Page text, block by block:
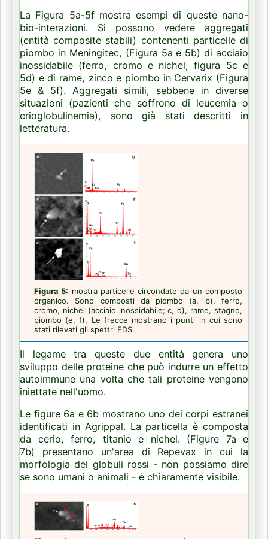
La Figura 5a-5f mostra esempi di queste nano-
bio-interazioni. Si possono vedere aggregati
(entità composite stabili) contenenti particelle di
piombo in Meningitec, (Figura 5a e 5b) di acciaio
inossidabile (ferro, cromo e nichel, figura 5c e
5d) e di rame, zinco e piombo in Cervarix (Figura
5e & 5f). Aggregati simili, sebbene in diverse
situazioni (pazienti che soffrono di leucemia o
crioglobulinemia), sono già stati descritti in
letteratura.
Figura 5: mostra particelle circondate da un composto
organico. Sono composti da piombo (a, b), ferro,
cromo, nichel (acciaio inossidabile; c, d), rame, stagno,
piombo (e, f). Le frecce mostrano i punti in cui sono
stati rilevati gli spettri EDS.
Il legame tra queste due entità genera uno
sviluppo delle proteine ​​che può indurre un effetto
autoimmune una volta che tali proteine ​​vengono
iniettate nell'uomo.
Le figure 6a e 6b mostrano uno dei corpi estranei
identificati in Agrippal. La particella è composta
da cerio, ferro, titanio e nichel. (Figure 7a e
7b) presentano un'area di Repevax in cui la
morfologia dei globuli rossi - non possiamo dire
se sono umani o animali - è chiaramente visibile.